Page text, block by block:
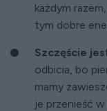
każdym
tym dobre
Szczęście
odbicia, bo
mamy
je przenieść